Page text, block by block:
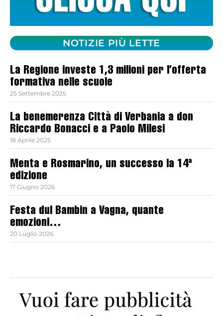
NOTIZIE PIÙ LETTE
La Regione investe 1,3 milioni per l’offerta
formativa nelle scuole
25 Settembre 2025
La benemerenza Città di Verbania a don
Riccardo Bonacci e a Paolo Milesi
18 Aprile 2025
Menta e Rosmarino, un successo la 14ª
edizione
17 Giugno 2026
Festa dul Bambin a Vagna, quante
emozioni…
20 Luglio 2026